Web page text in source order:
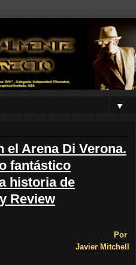
▼
el Arena Di Verona.
fantástico
historia de
Review
Por
Javier Mitchell